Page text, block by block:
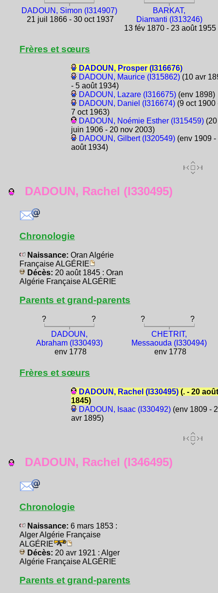
DADOUN, Simon (I314907)
21 juil 1866 - 30 oct 1937
BARKAT,
Diamanti (I313246)
13 fév 1870 - 23 août 1955
Frères et sœurs
DADOUN, Prosper (I316676)
DADOUN, Maurice (I315862)(10 avr
- 5 août 1934)
DADOUN, Lazare (I316675)(env 1898)
DADOUN, Daniel (I316674)(9 oct 1900
7 oct 1963)
DADOUN, Noémie Esther (I315459)(20
juin 1906 - 20 nov 2003)
DADOUN, Gilbert (I320549)(env 1909 -
août 1934)
DADOUN, Rachel (I330495)
Chronologie
Naissance: Oran Algérie
Française ALGÉRIE
Décès: 20 août 1845 : Oran
Algérie Française ALGÉRIE
Parents et grand-parents
? ? ?
?
DADOUN,
Abraham (I330493)
env 1778
CHETRIT,
Messaouda (I330494)
env 1778
Frères et sœurs
DADOUN, Rachel (I330495)(. - 20 août
1845)
DADOUN, Isaac (I330492)(env 1809 -
avr 1895)
DADOUN, Rachel (I346495)
Chronologie
Naissance: 6 mars 1853 :
Alger Algérie Française
ALGÉRIE
Décès: 20 avr 1921 : Alger
Algérie Française ALGÉRIE
Parents et grand-parents